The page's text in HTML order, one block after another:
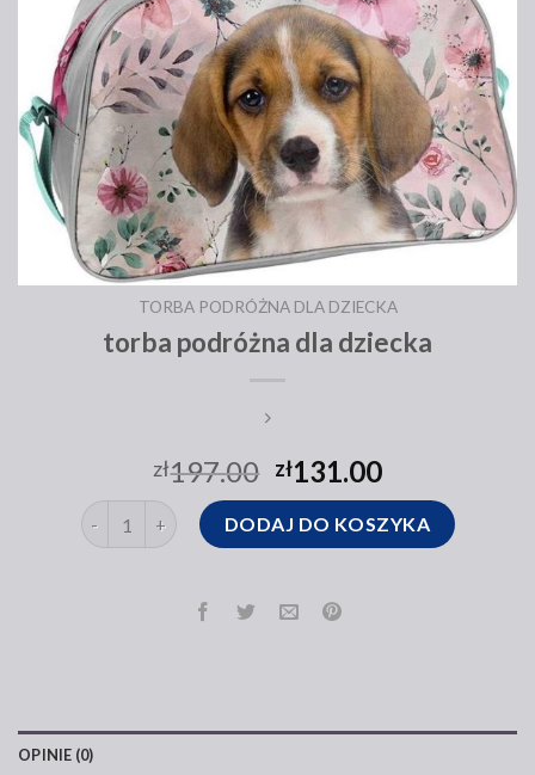
TORBA PODRÓŻNA DLA DZIECKA
torba podróżna dla dziecka
zł197.00 zł131.00
ilość torba podróżna dla dzieckaDODAJ DO KOSZYKA
OPINIE (0)